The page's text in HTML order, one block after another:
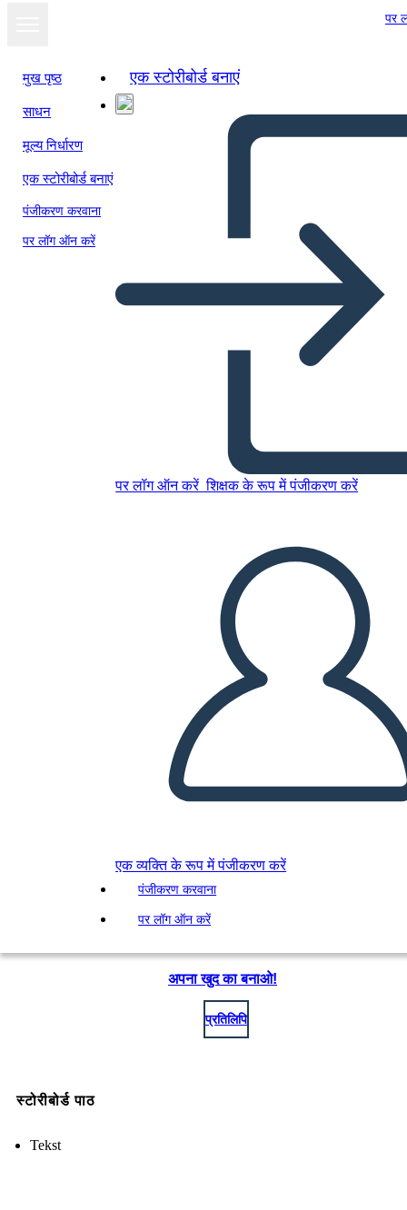
पर
मुख पृष्ठ
साधन
मूल्य निर्धारण
एक स्टोरीबोर्ड बनाएं
पंजीकरण करवाना
पर लॉग ऑन करें
एक स्टोरीबोर्ड बनाएं
पर लॉग ऑन करें शिक्षक के रूप में पंजीकरण करें
एक व्यक्ति के रूप में पंजीकरण करें
पंजीकरण करवाना
पर लॉग ऑन करें
Brev Postkort 8
स्टोरीबोर्ड बनाएं
स्लाइड शो चलाएं
अपना खुद का बनाओ!
प्रतिलिपि
स्टोरीबोर्ड पाठ
Tekst